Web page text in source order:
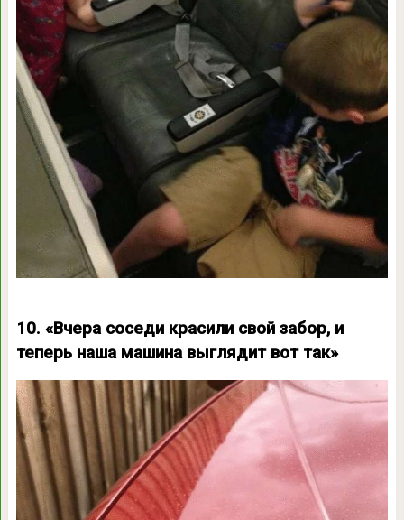
10. «Вчера соседи красили свой забор, и
теперь наша машина выглядит вот так»